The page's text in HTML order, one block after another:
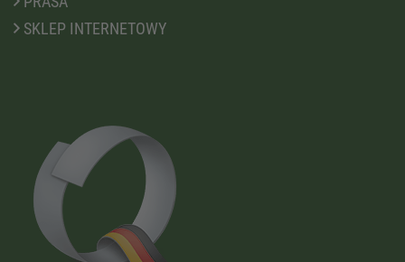
SKLEP INTERNETOWY